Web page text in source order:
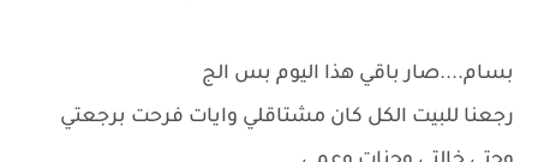
بسام....صار باقي هذا اليوم بس الج
رجعنا للبيت الكل كان مشتاقلي وايات فرحت برجعتي